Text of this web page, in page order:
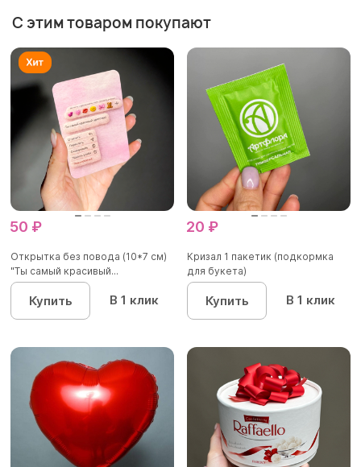
С этим товаром покупают
50 ₽
Открытка без повода (10*7 см)
"Ты самый красивый...
Купить В 1 клик
20 ₽
Кризал 1 пакетик (подкормка
для букета)
Купить В 1 клик